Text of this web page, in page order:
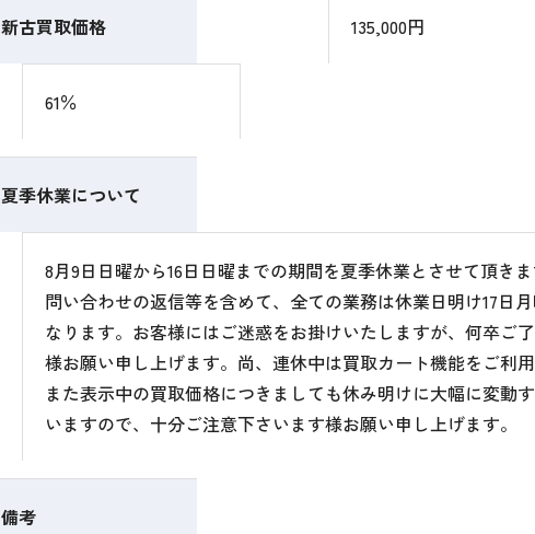
新古買取価格 135,000円
61％
夏季休業について
8月9日日曜から16日日曜までの期間を夏季休業とさせて頂き
問い合わせの返信等を含めて、全ての業務は休業日明け17日
なります。お客様にはご迷惑をお掛けいたしますが、何卒ご
様お願い申し上げます。尚、連休中は買取カート機能をご利用
また表示中の買取価格につきましても休み明けに大幅に変動
いますので、十分ご注意下さいます様お願い申し上げます。
備考